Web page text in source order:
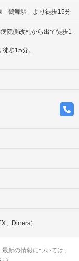
鶴舞駅」より徒歩15分
院側改札から出て徒歩1
歩15分。
、Diners）
新の情報については、